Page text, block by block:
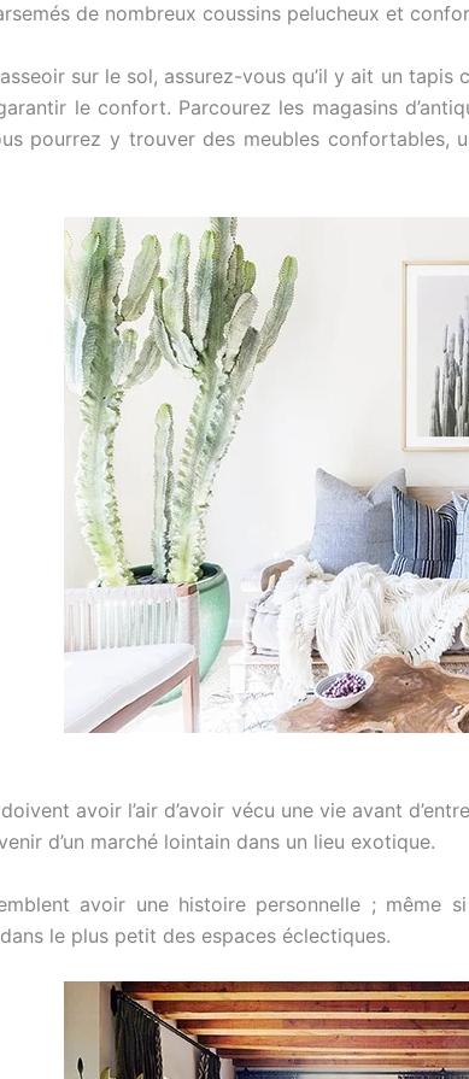
de nombreux coussins pelucheux et
sur le sol, assurez-vous qu’il y ait un
le confort. Parcourez les magasins
pourrez y trouver des meubles
avoir l’air d’avoir vécu une vie avant
d’un marché lointain dans un lieu exotique.
avoir une histoire personnelle ; même
le plus petit des espaces éclectiques.